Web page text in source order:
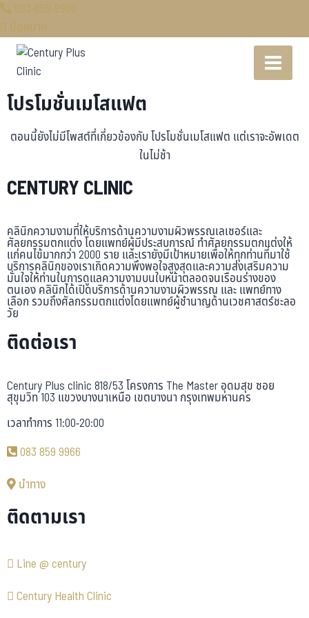
083-859-9966
นัดหมาย
โปรโมชั่นเมโสแฟต
ตอนนี้ยังไม่มีโพสต์ที่เกี่ยวข้องกับ โปรโมชั่นเมโสแฟต แต่เราจะอัพเดต
ในไม่ช้า
CENTURY CLINIC
คลินิกความงามที่ให้บริการด้านความงามผิวพรรณเลเซอร์และ
ศัลยกรรมตกแต่ง โดยแพทย์ผู้มีประสบการณ์ ทำศัลยกรรมตกแต่งให้
แก่คนไข้มากกว่า 2000 ราย และเรายังมีเป้าหมายเพื่อให้ทุกท่านที่มาใช้
บริการคลินิกของเราเกิดความพึงพอใจสูงสุดและความส่งเสริมความ
มั่นใจให้ท่านในการดูแลความงามบนใบหน้าตลอดจนเรือนร่างของ
ตนเอง คลินิกได้เปิดบริการด้านความงามผิวพรรณ และ แพทย์ทาง
เลือก รวมถึงศัลกรรมตกแต่งโดยแพทย์ผู้ชำนาญด้านเวชศาสตร์ชะลอ
วัย
ติดต่อเรา
Century Plus clinic 818/53 โครงการ The Master อุดมสุข ซอย
สุขุมวิท 103 แขวงบางนาเหนือ เขตบางนา กรุงเทพมหานคร
เวลาทำการ 11:00-20:00
083 859 9966
นำทาง
ติดตามเรา
Line @ century
Century Health Clinic